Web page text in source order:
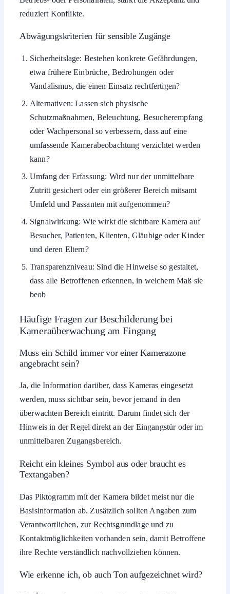
reduziert Konflikte.
etwa frühere Einbrüche, Bedrohungen oder
Vandalismus, die einen Einsatz rechtfertigen?
Schutzmaßnahmen, Beleuchtung, Besucherempfang
oder Wachpersonal so verbessern, dass auf eine
umfassende Kamerabeobachtung verzichtet werden
kann?
Zutritt gesichert oder ein größerer Bereich mitsamt
Umfeld und Passanten mit aufgenommen?
Besucher, Patienten, Klienten, Gläubige oder Kinder
und deren Eltern?
dass alle Betroffenen erkennen, in welchem Maß sie
beob
Kameraüberwachung am Eingang
angebracht sein?
werden, muss sichtbar sein, bevor jemand in den
überwachten Bereich eintritt. Darum findet sich der
unmittelbaren Zugangsbereich.
Textangaben?
Basisinformation ab. Zusätzlich sollten Angaben zum
Verantwortlichen, zur Rechtsgrundlage und zu
Kontaktmöglichkeiten vorhanden sein, damit Betroffene
ihre Rechte verständlich nachvollziehen können.